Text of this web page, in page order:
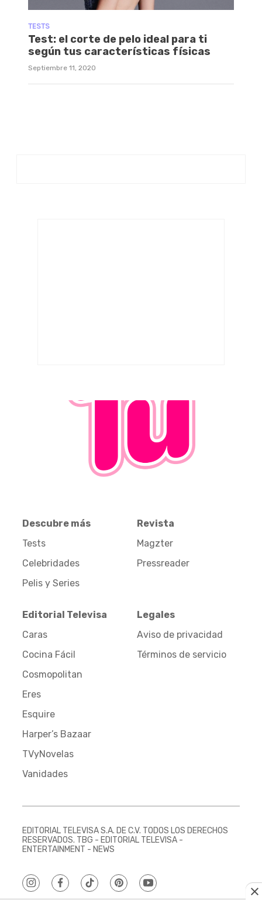
TESTS
Test: el corte de pelo ideal para ti
según tus características físicas
Septiembre 11, 2020
Descubre más
Tests
Celebridades
Pelis y Series
Revista
Magzter
Pressreader
Editorial Televisa
Caras
Cocina Fácil
Cosmopolitan
Eres
Esquire
Harper’s Bazaar
TVyNovelas
Vanidades
Legales
Aviso de privacidad
Términos de servicio
EDITORIAL TELEVISA S.A. DE C.V. TODOS LOS DERECHOS
RESERVADOS. TBG - EDITORIAL TELEVISA -
ENTERTAINMENT - NEWS
instagramfacebooktiktokpinterestyoutube